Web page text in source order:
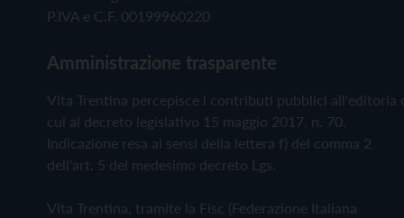
P.IVA e C.F. 00199960220
Amministrazione trasparente
Vita Trentina percepisce i contributi pubblici all'editoria
cui al decreto legislativo 15 maggio 2017, n. 70.
Indicazione resa ai sensi della lettera f) del comma 2
dell'art. 5 del medesimo decreto Lgs.
Vita Trentina, tramite la Fisc (Federazione Italiana